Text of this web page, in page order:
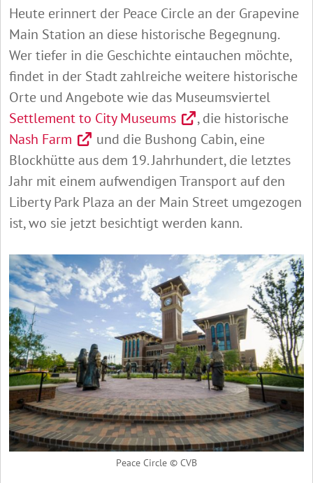
Heute erinnert der Peace Circle an der Grapevine
Main Station an diese historische Begegnung.
Wer tiefer in die Geschichte eintauchen möchte,
findet in der Stadt zahlreiche weitere historische
Orte und Angebote wie das Museumsviertel
Settlement to City Museums
, die historische
Nash Farm
und die Bushong Cabin, eine
Blockhütte aus dem 19. Jahrhundert, die letztes
Jahr mit einem aufwendigen Transport auf den
Liberty Park Plaza an der Main Street umgezogen
ist, wo sie jetzt besichtigt werden kann.
Peace Circle © CVB